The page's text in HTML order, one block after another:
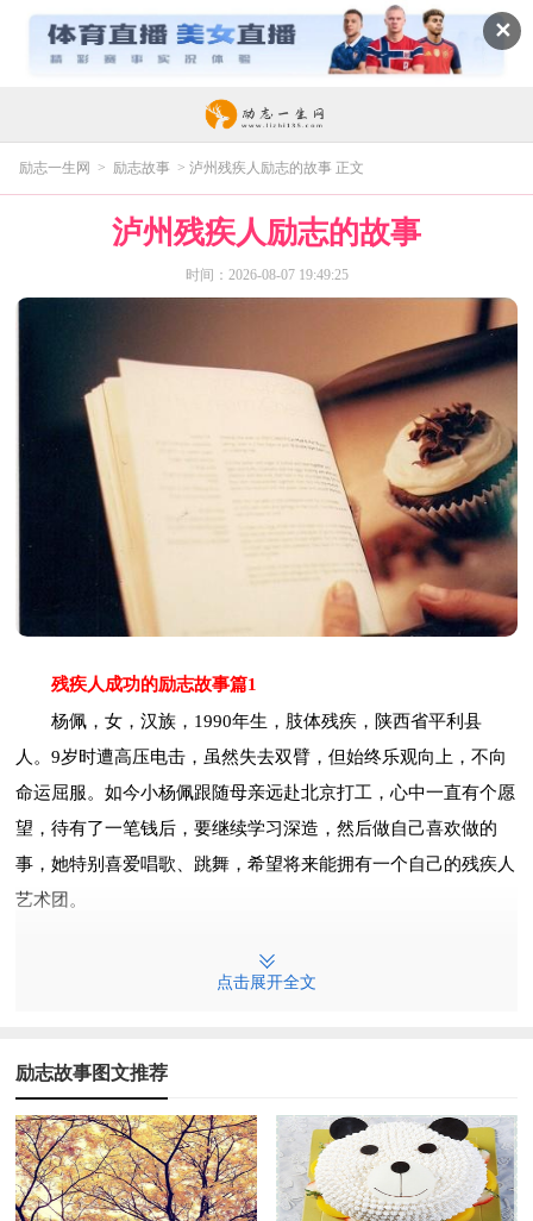
✕
励志一生网 > 励志故事 > 泸州残疾人励志的故事 正文
泸州残疾人励志的故事
时间：2026-08-07 19:49:25
残疾人成功的励志故事篇1
杨佩，女，汉族，1990年生，肢体残疾，陕西省平利县
人。9岁时遭高压电击，虽然失去双臂，但始终乐观向上，不向
命运屈服。如今小杨佩跟随母亲远赴北京打工，心中一直有个愿
望，待有了一笔钱后，要继续学习深造，然后做自己喜欢做的
事，她特别喜爱唱歌、跳舞，希望将来能拥有一个自己的残疾人
艺术团。
家住在陕西省安康市平利县兴隆镇蒙溪街村的杨佩，身上有
很多不安分因子。村里的变压器放在村中央，孩子们来来往往总
去的她走到变压器前时，习惯地用手拉了拉斜拉线，但她没有想
到这次斜拉线已经松开并碰上了高压线。
命运在一瞬间改变了她的生活轨迹。截肢对于还没开启自己
绚丽人生的她来说，意味着学业的废弃和生活的无着。
点击展开全文
励志故事图文推荐